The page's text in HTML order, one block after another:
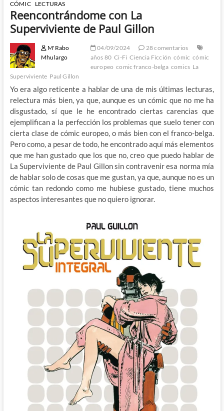
CÓMIC LECTURAS
Reencontrándome con La
Superviviente de Paul Gillon
M'Rabo
Mhulargo
04/09/2024
28 comentarios
años 80 Ci-Fi Ciencia Ficción cómic cómic
europeo comic franco-belga comics La
Superviviente Paul Gillon
Yo era algo reticente a hablar de una de mis últimas lecturas,
relectura más bien, ya que, aunque es un cómic que no me ha
disgustado, sí que le he encontrado ciertas carencias que
ejemplifican a la perfección los problemas que suelo tener con
cierta clase de cómic europeo, o más bien con el franco-belga.
Pero como, a pesar de todo, he encontrado aquí más elementos
que me han gustado que los que no, creo que puedo hablar de
La Superviviente de Paul Gillon sin contravenir esa norma mía
de hablar solo de cosas que me gustan, ya que, aunque no es un
cómic tan redondo como me hubiese gustado, tiene muchos
aspectos interesantes que no quiero ignorar.